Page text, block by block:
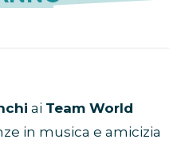
ai Team World
in musica e amicizia